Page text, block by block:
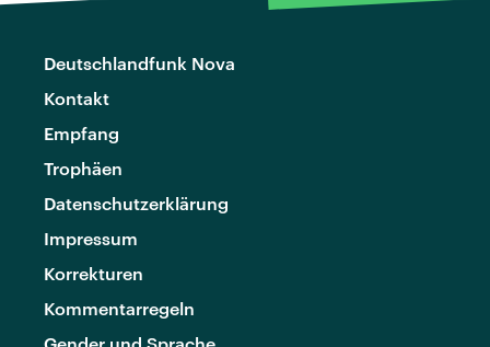
Deutschlandfunk Nova
Kontakt
Empfang
Trophäen
Datenschutzerklärung
Impressum
Korrekturen
Kommentarregeln